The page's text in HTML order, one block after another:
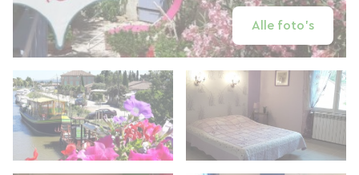
Alle foto's